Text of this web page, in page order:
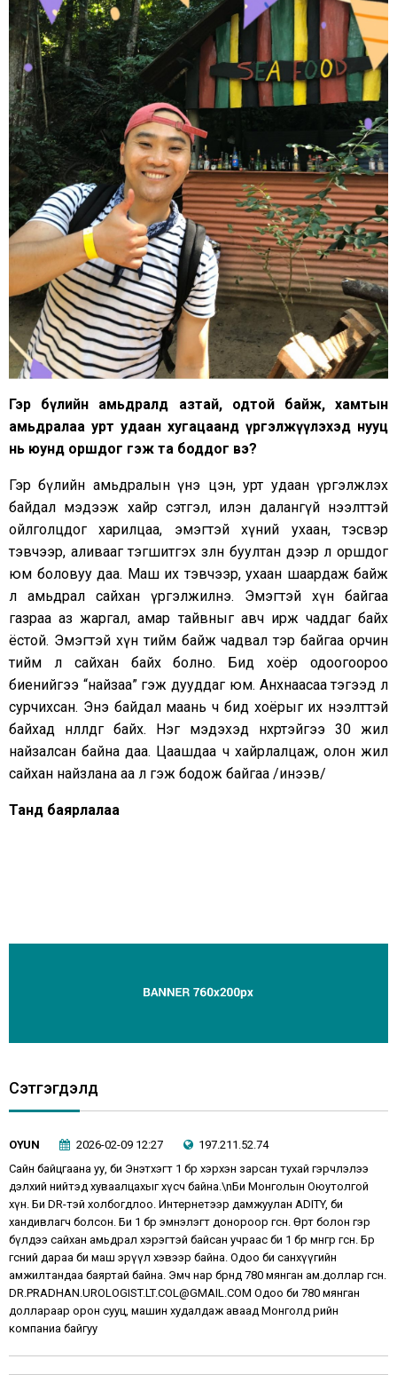
Гэр бүлийн амьдралд азтай, одтой байж, хамтын
амьдралаа урт удаан хугацаанд үргэлжүүлэхэд нууц
нь юунд оршдог гэж та боддог вэ?
Гэр бүлийн амьдралын үнэ цэн, урт удаан үргэлжлэх
байдал мэдээж хайр сэтгэл, илэн далангүй нээлттэй
ойлголцдог харилцаа, эмэгтэй хүний ухаан, тэсвэр
тэвчээр, аливааг тэгшитгэх зөөлөн буултан дээр л оршдог
юм боловуу даа. Маш их тэвчээр, ухаан шаардаж байж
л амьдрал сайхан үргэлжилнэ. Эмэгтэй хүн байгаа
газраа аз жаргал, амар тайвныг авч ирж чаддаг байх
ёстой. Эмэгтэй хүн тийм байж чадвал тэр байгаа орчин
тийм л сайхан байх болно. Бид хоёр одоогоороо
биенийгээ “найзаа” гэж дууддаг юм. Анхнаасаа тэгээд л
сурчихсан. Энэ байдал маань ч бид хоёрыг их нээлттэй
байхад нөлөөлдөг байх. Нэг мэдэхэд нөхөртэйгээ 30 жил
найзалсан байна даа. Цаашдаа ч хайрлалцаж, олон жил
сайхан найзлана аа л гэж бодож байгаа /инээв/
Танд баярлалаа
Сэтгэгдэлүүд
OYUN 2026-02-09 12:27
197.211.52.74
Сайн байцгаана уу, би Энэтхэгт 1 бөөрөө хэрхэн зарсан тухай гэрчлэлээ
дэлхий нийтэд хуваалцахыг хүсч байна.\nБи Монголын Оюутолгой
хүн. Би DR-тэй холбогдлоо. Интернетээр дамжуулан ADITY, би
хандивлагч болсон. Би 1 бөөрөө эмнэлэгт донороор өгсөн. Өөртөө болон гэр
бүлдээ сайхан амьдрал хэрэгтэй байсан учраас би 1 бөөрөө мөнгөөр өгсөн. Бөөрөө
өгсний дараа би маш эрүүл хэвээр байна. Одоо би санхүүгийн
амжилтандаа баяртай байна. Эмч нар бөөрөнд 780 мянган ам.доллар өгсөн.
DR.PRADHAN.UROLOGIST.LT.COL@GMAIL.COM Одоо би 780 мянган
доллараар орон сууц, машин худалдаж аваад Монголд өөрийн
компаниа байгуу